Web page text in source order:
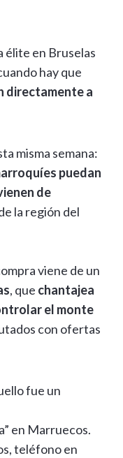
élite en Bruselas
hay que
directamente a
misma semana:
puedan
de
la región del
viene de un
, que chantajea
el monte
con ofertas
fue un
en Marruecos.
teléfono en